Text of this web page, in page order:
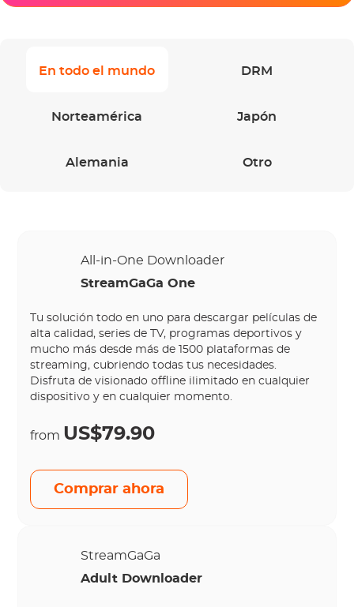
En todo el mundo DRM
Norteamérica Japón
Alemania Otro
All-in-One Downloader
StreamGaGa One
Tu solución todo en uno para descargar películas de
alta calidad, series de TV, programas deportivos y
mucho más desde más de 1500 plataformas de
streaming, cubriendo todas tus necesidades.
Disfruta de visionado offline ilimitado en cualquier
dispositivo y en cualquier momento.
from US$79.90
Comprar ahora
StreamGaGa
Adult Downloader